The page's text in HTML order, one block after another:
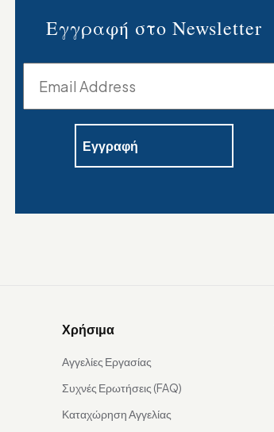
Εγγραφή στο Newsletter
Χρήσιμα
Αγγελίες Εργασίας
Συχνές Ερωτήσεις (FAQ)
Καταχώρηση Αγγελίας